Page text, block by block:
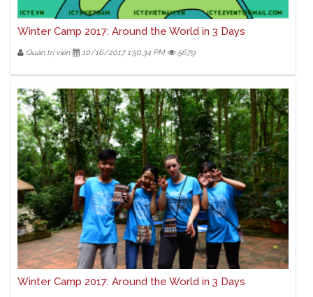
Winter Camp 2017: Around the World in 3 Days
Quản trị viên 10/16/2017 1:50:34 PM 5679
Winter Camp 2017: Around the World in 3 Days